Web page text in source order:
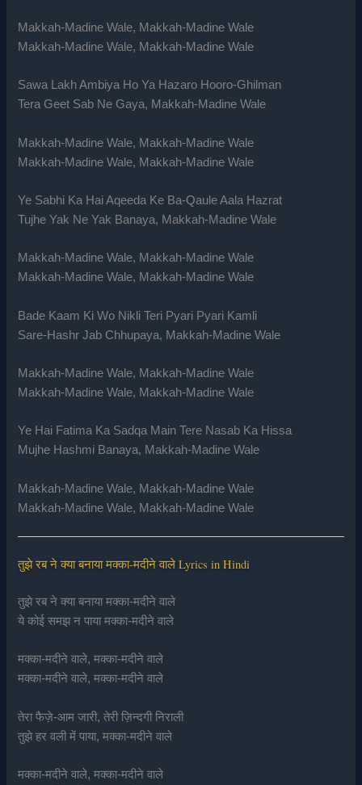
Makkah-Madine Wale, Makkah-Madine Wale
Makkah-Madine Wale, Makkah-Madine Wale
Sawa Lakh Ambiya Ho Ya Hazaro Hooro-Ghilman
Tera Geet Sab Ne Gaya, Makkah-Madine Wale
Makkah-Madine Wale, Makkah-Madine Wale
Makkah-Madine Wale, Makkah-Madine Wale
Ye Sabhi Ka Hai Aqeeda Ke Ba-Qaule Aala Hazrat
Tujhe Yak Ne Yak Banaya, Makkah-Madine Wale
Makkah-Madine Wale, Makkah-Madine Wale
Makkah-Madine Wale, Makkah-Madine Wale
Bade Kaam Ki Wo Nikli Teri Pyari Pyari Kamli
Sare-Hashr Jab Chhupaya, Makkah-Madine Wale
Makkah-Madine Wale, Makkah-Madine Wale
Makkah-Madine Wale, Makkah-Madine Wale
Ye Hai Fatima Ka Sadqa Main Tere Nasab Ka Hissa
Mujhe Hashmi Banaya, Makkah-Madine Wale
Makkah-Madine Wale, Makkah-Madine Wale
Makkah-Madine Wale, Makkah-Madine Wale
तुझे रब ने क्या बनाया मक्का-मदीने वाले Lyrics in Hindi
तुझे रब ने क्या बनाया मक्का-मदीने वाले
ये कोई समझ न पाया मक्का-मदीने वाले
मक्का-मदीने वाले, मक्का-मदीने वाले
मक्का-मदीने वाले, मक्का-मदीने वाले
तेरा फैज़े-आम जारी, तेरी ज़िन्दगी निराली
तुझे हर वली में पाया, मक्का-मदीने वाले
मक्का-मदीने वाले, मक्का-मदीने वाले